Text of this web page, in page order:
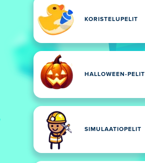
KORISTELUPELIT
HALLOWEEN-PELIT
SIMULAATIOPELIT